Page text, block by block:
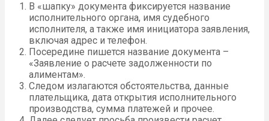
В «шапку» документа фиксируется название
исполнительного органа, имя судебного
исполнителя, а также имя инициатора заявления,
включая адрес и телефон.
Посередине пишется название документа –
«Заявление о расчете задолженности по
алиментам».
Следом излагаются обстоятельства, данные
плательщика, дата открытия исполнительного
производства, сумма платежей и прочее.